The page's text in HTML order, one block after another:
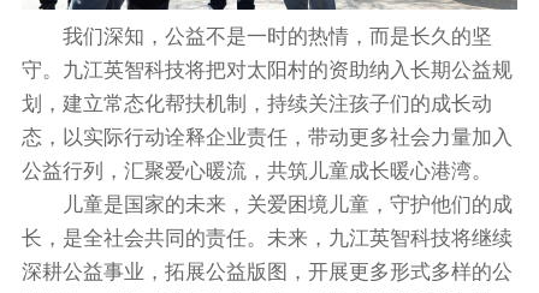
我们深知，公益不是一时的热情，而是长久的坚
守。九江英智科技将把对太阳村的资助纳入长期公益规
划，建立常态化帮扶机制，持续关注孩子们的成长动
态，以实际行动诠释企业责任，带动更多社会力量加入
公益行列，汇聚爱心暖流，共筑儿童成长暖心港湾。
儿童是国家的未来，关爱困境儿童，守护他们的成
长，是全社会共同的责任。未来，九江英智科技将继续
深耕公益事业，拓展公益版图，开展更多形式多样的公